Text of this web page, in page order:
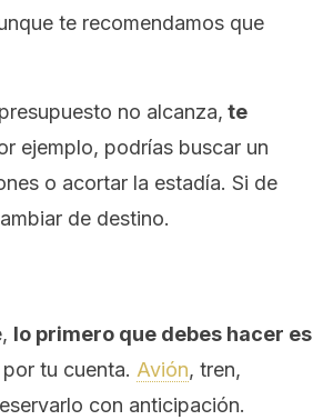
te recomendamos que
no alcanza, te
ejemplo, podrías buscar un
o acortar la estadía. Si de
de destino.
lo primero que debes hacer es
tu cuenta. Avión, tren,
con anticipación.